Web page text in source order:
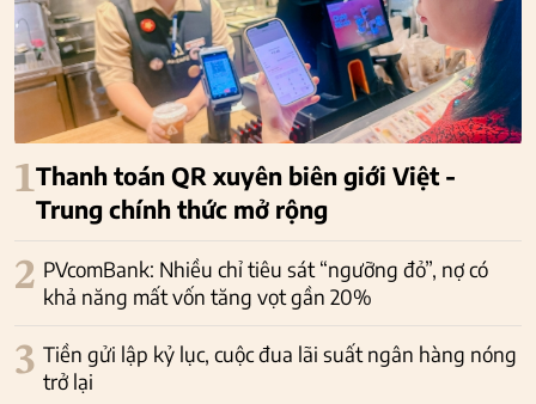
1Thanh toán QR xuyên biên giới Việt -
Trung chính thức mở rộng
2 PVcomBank: Nhiều chỉ tiêu sát “ngưỡng đỏ”, nợ có
khả năng mất vốn tăng vọt gần 20%
3 Tiền gửi lập kỷ lục, cuộc đua lãi suất ngân hàng nóng
trở lại